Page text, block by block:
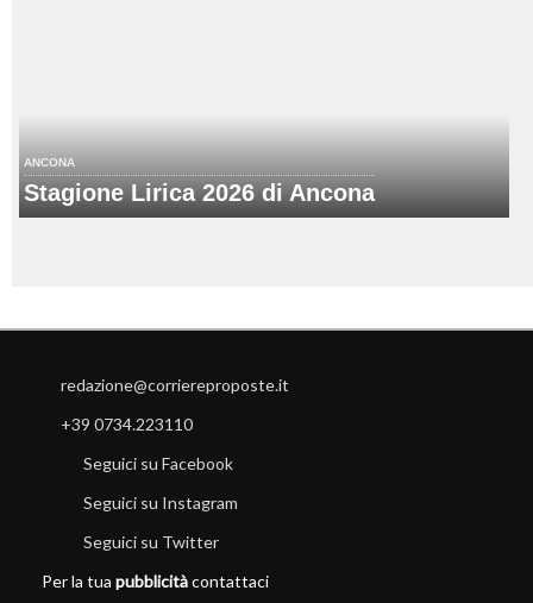
ANCONA
Stagione Lirica 2026 di Ancona
redazione@corriereproposte.it
+39 0734.223110
Seguici su Facebook
Seguici su Instagram
Seguici su Twitter
Per la tua pubblicitàcontattaci